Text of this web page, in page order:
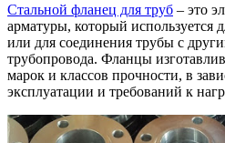
Стальной фланец для труб – это
арматуры, который используется
или для соединения трубы с
трубопровода. Фланцы
марок и классов прочности, в
эксплуатации и требований к